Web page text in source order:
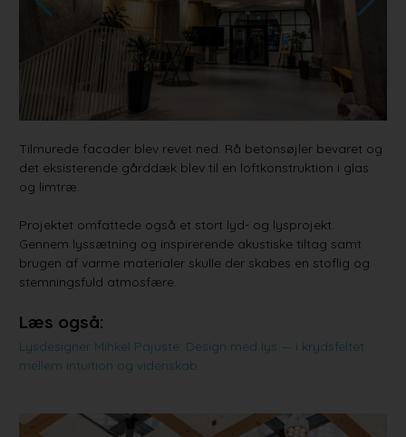
Tilmurede facader blev revet ned. Rå betonsøjler bevaret og
det eksisterende gårddæk blev til en loftkonstruktion i glas
og limtræ.
Projektet omfattede også et stort lyd- og lysprojekt.
Gennem lyssætning og inspirerende akustiske tiltag samt
brugen af varme materialer skulle der skabes en stoflig og
stemningsfuld atmosfære.
Læs også:
Lysdesigner Mihkel Pajuste: Design med lys — i krydsfeltet
mellem intuition og videnskab